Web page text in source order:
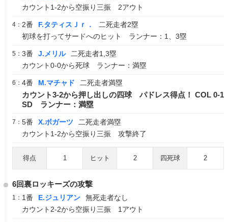
カウント1-2から空振り三振 2アウト
4： 2番 F.タティスＪｒ．
二死走者2塁
初球を打ってサードへのヒット ランナー：1、3塁
5： 3番 J.メリル
二死走者1,3塁
カウント0-0から死球 ランナー：満塁
6： 4番 M.マチャド 二死走者満塁
カウント3-2から押し出しの四球 パドレス得点！ COL 0-1
SD ランナー：満塁
7： 5番 X.ボガーツ
二死走者満塁
カウント1-2から空振り三振 攻撃終了
得点 1 ヒット 2 四死球 2
6回裏ロッキーズの攻撃
1： 1番 E.ジュリアン
無死走者なし
カウント2-2から空振り三振 1アウト